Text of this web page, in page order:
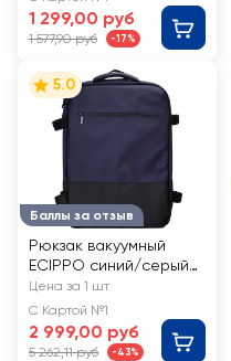
1 299,00 руб
1 577,90 руб -17%
Баллы за отзыв
5.0
Рюкзак вакуумный
ECIPPO синий/серый/
красный, Арт. MS-3054
Цена за 1 шт
С Картой №1
2 999,00 руб
5 262,11 руб -43%